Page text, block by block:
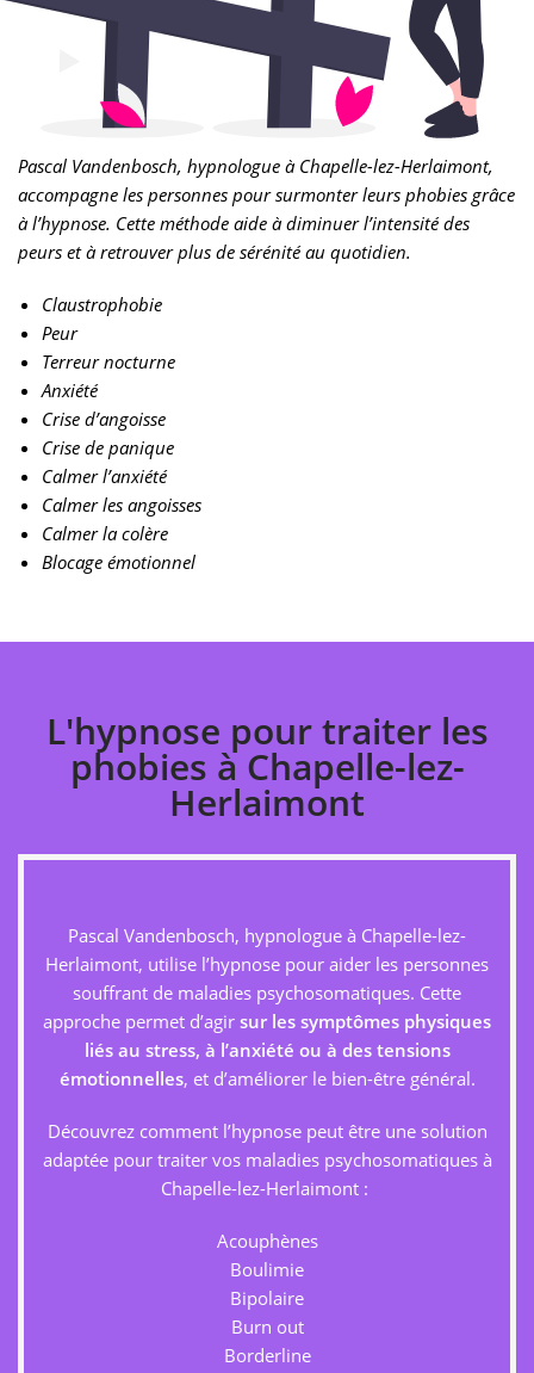
Pascal Vandenbosch, hypnologue à Chapelle-lez-Herlaimont,
accompagne les personnes pour surmonter leurs phobies grâce
à l’hypnose. Cette méthode aide à diminuer l’intensité des
peurs et à retrouver plus de sérénité au quotidien.
Claustrophobie
Peur
Terreur nocturne
Anxiété
Crise d’angoisse
Crise de panique
Calmer l’anxiété
Calmer les angoisses
Calmer la colère
Blocage émotionnel
L'hypnose pour traiter les
phobies à Chapelle-lez-
Herlaimont
Pascal Vandenbosch, hypnologue à Chapelle-lez-
Herlaimont, utilise l’hypnose pour aider les personnes
souffrant de maladies psychosomatiques. Cette
approche permet d’agir sur les symptômes physiques
liés au stress, à l’anxiété ou à des tensions
émotionnelles, et d’améliorer le bien-être général.
Découvrez comment l’hypnose peut être une solution
adaptée pour traiter vos maladies psychosomatiques à
Chapelle-lez-Herlaimont :
Acouphènes
Boulimie
Bipolaire
Burn out
Borderline